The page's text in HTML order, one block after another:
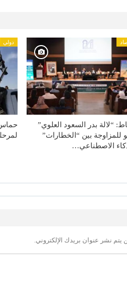
“لالة بدر السعود العلوي”
للمزاوجة بين “الخطارات”
الاصطناعي…
دولي
حماس
يتم نشر عنوان بريدك الإلكتروني.